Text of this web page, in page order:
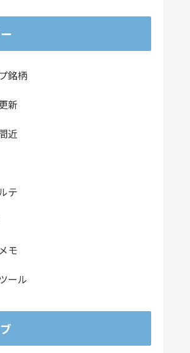
30.49%
銘柄
新
近
テ
モ
ール